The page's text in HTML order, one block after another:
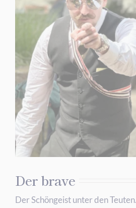
Der brave
Der Schöngeist unter den